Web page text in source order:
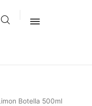
Botella 500ml